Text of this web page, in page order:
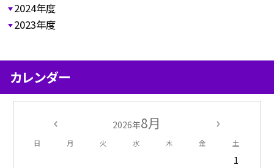
2024年度
2023年度
カレンダー
2026年8月
日 月 火 水 木 金 土
1